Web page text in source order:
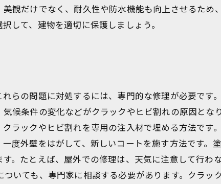
観だけでなく、耐久性や防水機能も向上させるため
して、建物を適切に保護しましょう。
らの問題に対処するには、専門的な修理が必要です
候条件の変化などがクラックやヒビ割れの原因とな
ラックやヒビ割れを専用の注入材で埋める方法です
度外壁をはがして、新しいコートを施す方法です。
。たとえば、屋外での修理は、天気に注意して行わ
いても、専門家に相談する必要があります。クラッ